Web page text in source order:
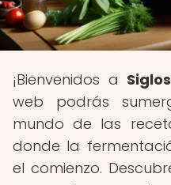
¡Bienvenidos a
web podrás
mundo de las
donde la
el comienzo.